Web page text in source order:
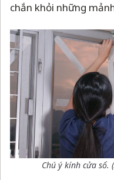
chắn khỏi những
Chú ý kính cửa sổ.